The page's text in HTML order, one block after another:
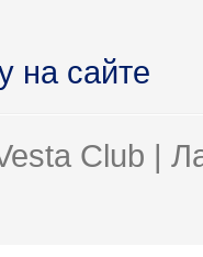
на сайте
Club |